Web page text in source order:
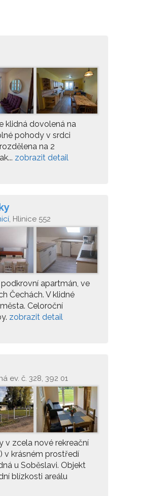
klidná dovolená na
pohody v srdci
na 2
zobrazit detail
, Hlinice 552
apartmán, ve
Čechách. V klidné
Celoroční
zobrazit detail
ev. č. 328, 392 01
v zcela nové rekreační
v krásném prostředí
u Soběslavi. Objekt
blízkosti areálu